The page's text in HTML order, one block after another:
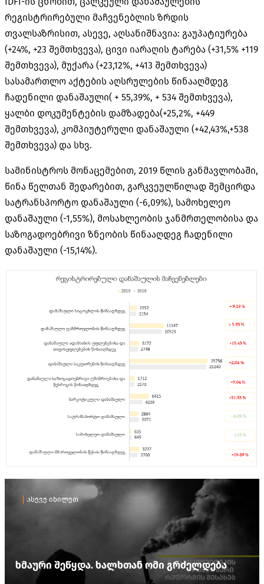
რეგისტრირებული მაჩვენებლის ზრდის
თვალსაზრისით, ასევე, აღსანიშნავია: გაუპატიურება
(+24%, +23 შემთხვევა), ცივი იარაღის ტარება (+31,5% +119
შემთხვევა), მუქარა (+23,12%, +413 შემთხვევა)
სასამართლო აქტების აღსრულების წინააღმდეგ
ჩადენილი დანაშაული( + 55,39%, + 534 შემთხვევა),
ყალბი დოკუმენტების დამზადება(+25,2%, +449
შემთხვევა), კომპიუტერული დანაშაული (+42,43%,+538
შემთხვევა) და სხვ.
სამინისტროს მონაცემებით, 2019 წლის განმავლობაში,
წინა წელთან შედარებით, გარკვეულწილად შემცირდა
სატრანსპორტო დანაშაული (-6,09%), სამოხელეო
დანაშაული (-1,55%), მოსახლეობის ჯანმრთელობისა და
საზოგადოებრივი ზნეობის წინააღდეგ ჩადენილი
დანაშაული (-15,14%).
ასევე იხილეთ
ხმაური შეწყდა. ხალხთან ომი გრძელდება